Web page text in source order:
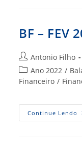
BF – FEV
Autor
do
post:
Antonio Filho
Categoria
do
Ano 2022 /
Financeiro /
Continue Lendo
–